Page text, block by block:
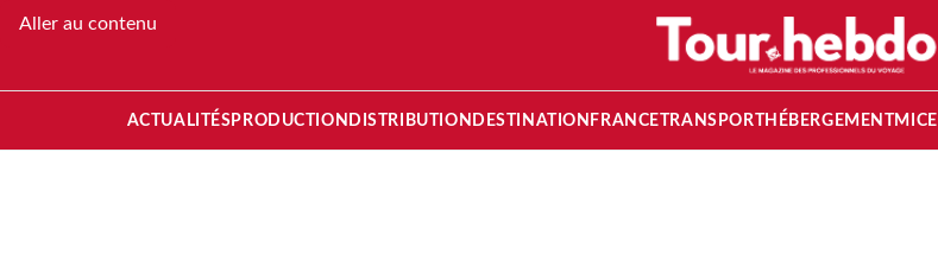
Aller au contenu
ACTUALITÉS PRODUCTION DISTRIBUTION DESTINATION FRANCETRANSPORT HÉBERGEMENTMICE